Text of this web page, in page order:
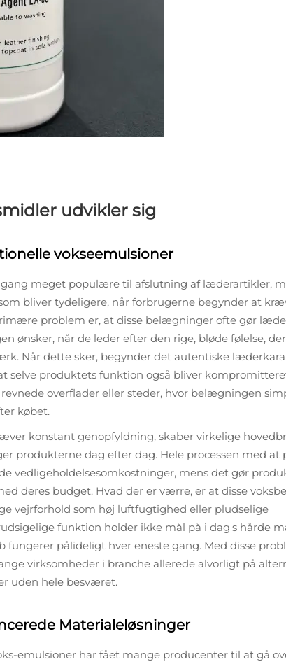
udvikler sig
vokseemulsioner
meget populære til afslutning af læderartikler,
bliver tydeligere, når forbrugerne begynder at
problem er, at disse belægninger ofte gør
ønsker, når de leder efter den rige, bløde følelse,
Når dette sker, begynder det autentiske
selve produktets funktion også bliver
overflader eller steder, hvor belægningen
købet.
konstant genopfyldning, skaber virkelige
produkterne dag efter dag. Hele processen med
vedligeholdelsesomkostninger, mens det gør
deres budget. Hvad der er værre, er at disse
vejrforhold som høj luftfugtighed eller pludselige
funktion holder ikke mål på i dag's hårde
fungerer pålideligt hver eneste gang. Med disse
virksomheder i branche allerede alvorligt på
uden hele besværet.
Materialeløsninger
emulsioner har fået mange producenter til at gå